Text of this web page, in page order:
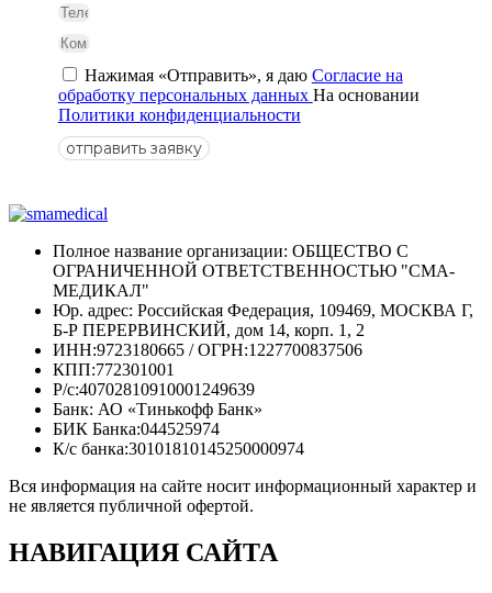
Нажимая «Отправить», я даю Согласие на
обработку персональных данных На основании
Политики конфиденциальности
отправить заявку
Полное название организации: ОБЩЕСТВО С
ОГРАНИЧЕННОЙ ОТВЕТСТВЕННОСТЬЮ "СМА-
МЕДИКАЛ"
Юр. адрес: Российская Федерация, 109469, МОСКВА Г,
Б-Р ПЕРЕРВИНСКИЙ, дом 14, корп. 1, 2
ИНН:9723180665 / ОГРН:1227700837506
КПП:772301001
Р/с:40702810910001249639
Банк: АО «Тинькофф Банк»
БИК Банка:044525974
К/с банка:30101810145250000974
Вся информация на сайте носит информационный характер и
не является публичной офертой.
НАВИГАЦИЯ САЙТА